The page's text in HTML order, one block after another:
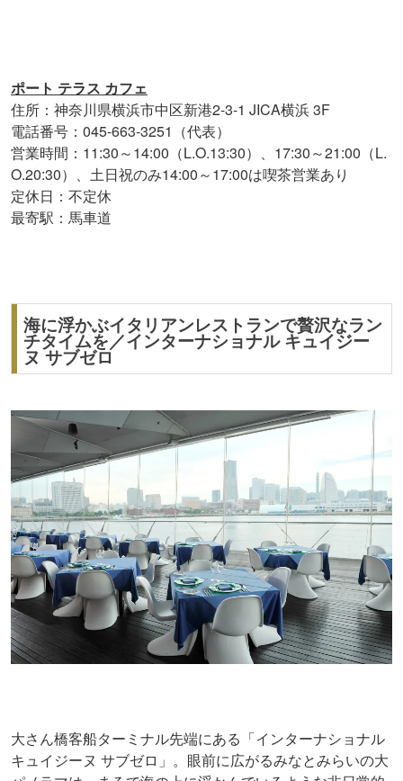
ポート テラス カフェ
住所：神奈川県横浜市中区新港2-3-1 JICA横浜 3F
電話番号：045-663-3251（代表）
営業時間：11:30～14:00（L.O.13:30）、17:30～21:00（L.
O.20:30）、土日祝のみ14:00～17:00は喫茶営業あり
定休日：不定休
最寄駅：馬車道
海に浮かぶイタリアンレストランで贅沢なラン
チタイムを／インターナショナル キュイジー
ヌ サブゼロ
大さん橋客船ターミナル先端にある「インターナショナル
キュイジーヌ サブゼロ」。眼前に広がるみなとみらいの大